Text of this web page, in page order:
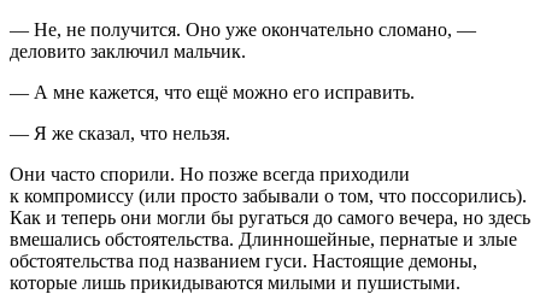
— Не, не получится. Оно уже окончательно сломано, —
деловито заключил мальчик.
— А мне кажется, что ещё можно его исправить.
— Я же сказал, что нельзя.
Они часто спорили. Но позже всегда приходили
к компромиссу (или просто забывали о том, что поссорились).
Как и теперь они могли бы ругаться до самого вечера, но здесь
вмешались обстоятельства. Длинношейные, пернатые и злые
обстоятельства под названием гуси. Настоящие демоны,
которые лишь прикидываются милыми и пушистыми.